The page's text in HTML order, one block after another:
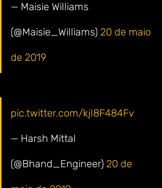
— Maisie Williams
(@Maisie_Williams) 20 de maio
de 2019
pic.twitter.com/kjl8F484Fv
— Harsh Mittal
(@Bhand_Engineer) 20 de